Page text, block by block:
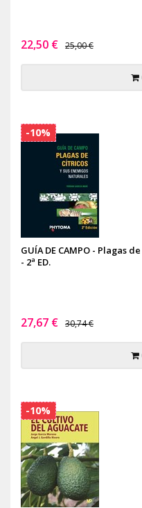
22,50 € 25,00 €
GUÍA DE CAMPO - Plagas
- 2ª ED.
27,67 € 30,74 €
-10%
-10%